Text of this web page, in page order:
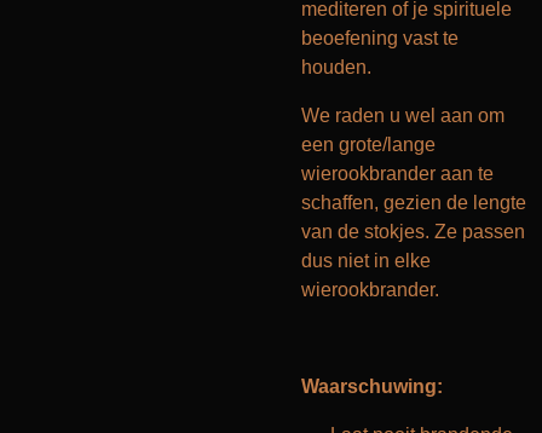
mediteren of je spirituele
beoefening vast te
houden.
We raden u wel aan om
een grote/lange
wierookbrander aan te
schaffen, gezien de lengte
van de stokjes. Ze passen
dus niet in elke
wierookbrander.
Waarschuwing: